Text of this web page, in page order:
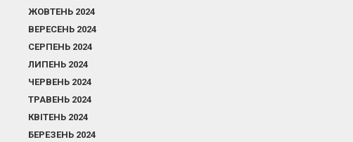
ЖОВТЕНЬ 2024
ВЕРЕСЕНЬ 2024
СЕРПЕНЬ 2024
ЛИПЕНЬ 2024
ЧЕРВЕНЬ 2024
ТРАВЕНЬ 2024
КВІТЕНЬ 2024
БЕРЕЗЕНЬ 2024